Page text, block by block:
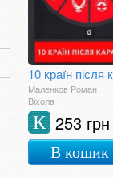
Маленков Роман
Віхола
253 грн
К
В кошик